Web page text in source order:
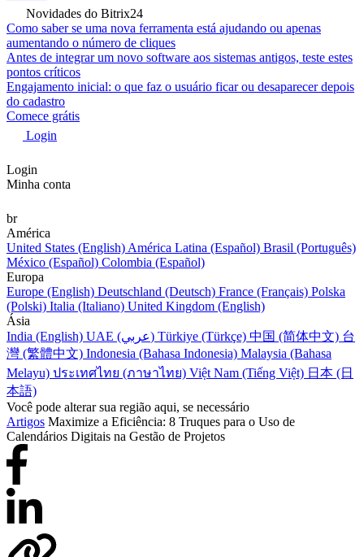
Novidades do Bitrix24
Como saber se uma nova ferramenta está ajudando ou apenas
aumentando o número de cliques
Antes de integrar um novo software aos sistemas antigos, teste estes
pontos críticos
Engajamento inicial: o que faz o usuário ficar ou desaparecer depois
do cadastro
Comece grátis
Login
Login
Minha conta
br
América
United States (English) América Latina (Español) Brasil (Português)
México (Español) Colombia (Español)
Europa
Europe (English) Deutschland (Deutsch) France (Français) Polska
(Polski) Italia (Italiano) United Kingdom (English)
Ásia
India (English)
UAE (عربي) Türkiye (Türkçe) 中国 (简体中文) 台
灣 (繁體中文) Indonesia (Bahasa Indonesia) Malaysia (Bahasa
Melayu) ประเทศไทย (ภาษาไทย) Việt Nam (Tiếng Việt) 日本 (日
本語)
Você pode alterar sua região aqui, se necessário
Artigos Maximize a Eficiência: 8 Truques para o Uso de
Calendários Digitais na Gestão de Projetos